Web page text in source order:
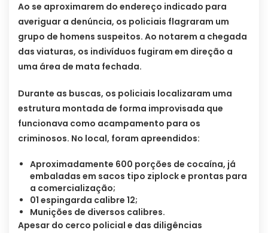
Ao se aproximarem do endereço indicado para
averiguar a denúncia, os policiais flagraram um
grupo de homens suspeitos. Ao notarem a chegada
das viaturas, os indivíduos fugiram em direção a
uma área de mata fechada.
Durante as buscas, os policiais localizaram uma
estrutura montada de forma improvisada que
funcionava como acampamento para os
criminosos. No local, foram apreendidos:
Aproximadamente 600 porções de cocaína, já
embaladas em sacos tipo ziplock e prontas para
a comercialização;
01 espingarda calibre 12;
Munições de diversos calibres.
Apesar do cerco policial e das diligências